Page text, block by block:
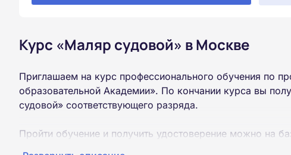
Курс «Маляр судовой» в Москве
Приглашаем на курс профессионального обучения по
образовательной Академии». По кончании курса вы
судовой» соответствующего разряда.
Пройти обучение и получить удостоверение можно на